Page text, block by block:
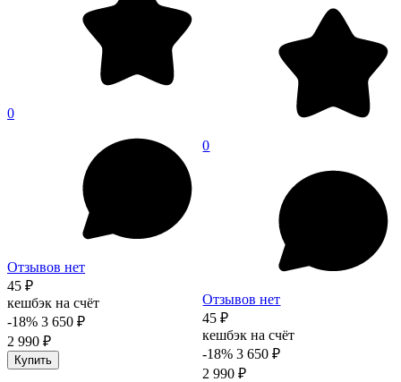
0
Отзывов нет
45 ₽
кешбэк на счёт
-18% 3 650 ₽
2 990 ₽
Купить
0
Отзывов нет
45 ₽
кешбэк на счёт
-18% 3 650 ₽
2 990 ₽